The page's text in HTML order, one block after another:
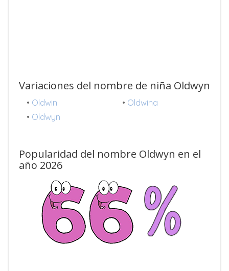
Variaciones del nombre de niña Oldwyn
• Oldwin • Oldwina
• Oldwyn
Popularidad del nombre Oldwyn en el
año 2026